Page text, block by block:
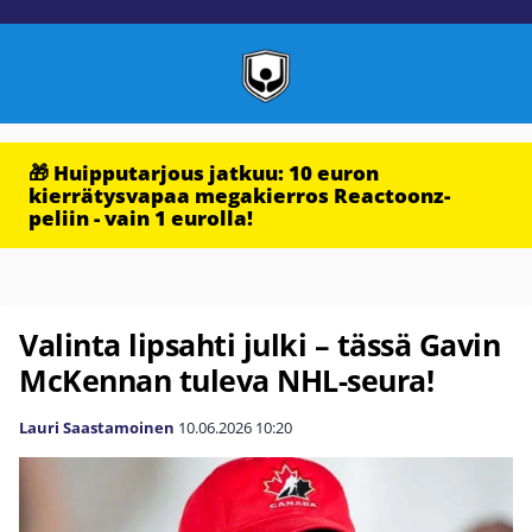
🎁 Huipputarjous jatkuu: 10 euron
kierrätysvapaa megakierros Reactoonz-
peliin - vain 1 eurolla!
Valinta lipsahti julki – tässä Gavin
McKennan tuleva NHL-seura!
Lauri Saastamoinen 10.06.2026 10:20